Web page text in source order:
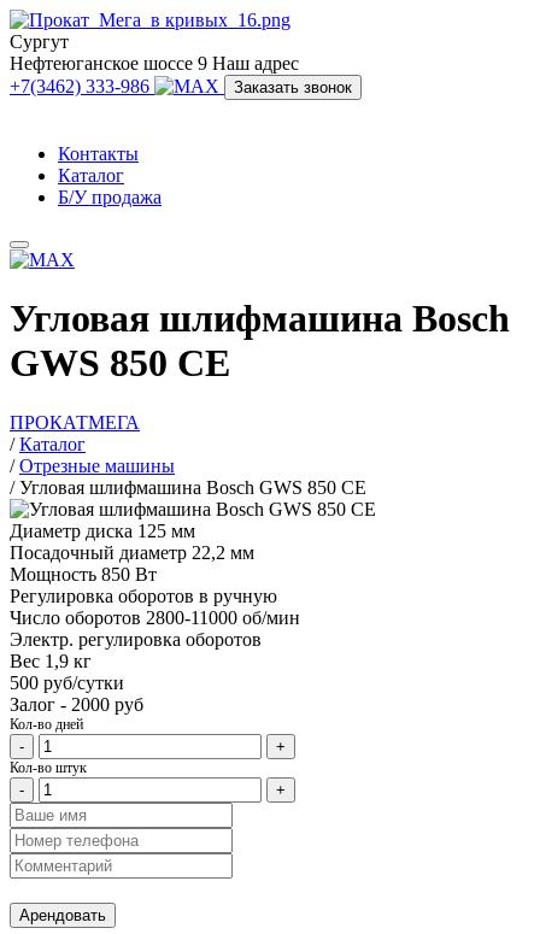
Сургут
Нефтеюганское шоссе 9 Наш адрес
+7(3462) 333-986
Заказать звонок
Контакты
Каталог
Б/У продажа
Угловая шлифмашина Bosch
GWS 850 CE
ПРОКАТМЕГА
/Каталог
/Отрезные машины
/Угловая шлифмашина Bosch GWS 850 CE
Диаметр диска 125 мм
Посадочный диаметр 22,2 мм
Мощность 850 Вт
Регулировка оборотов в ручную
Число оборотов 2800-11000 об/мин
Электр. регулировка оборотов
Вес 1,9 кг
500 руб/сутки
Залог - 2000 руб
Кол-во дней
- +
Кол-во штук
- +
Арендовать